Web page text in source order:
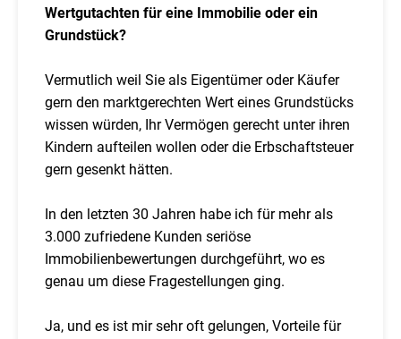
Wertgutachten für eine Immobilie oder ein
Grundstück?
Vermutlich weil Sie als Eigentümer oder Käufer
gern den marktgerechten Wert eines Grundstücks
wissen würden, Ihr Vermögen gerecht unter ihren
Kindern aufteilen wollen oder die Erbschaftsteuer
gern gesenkt hätten.
In den letzten 30 Jahren habe ich für mehr als
3.000 zufriedene Kunden seriöse
Immobilienbewertungen durchgeführt, wo es
genau um diese Fragestellungen ging.
Ja, und es ist mir sehr oft gelungen, Vorteile für